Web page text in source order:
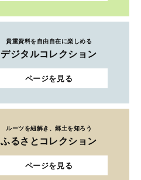
貴重資料を自由自在に楽しめる
デジタルコレクション
ページを見る
ルーツを紐解き、郷土を知ろう
ふるさとコレクション
ページを見る